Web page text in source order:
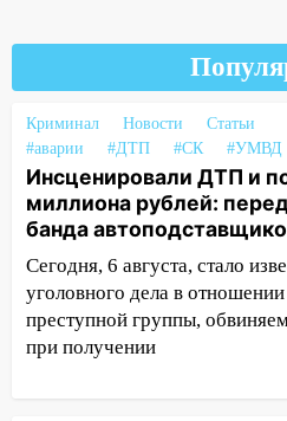
оставил в силе
16:09
Ветераны легкой
Ульяновска успешно
Чемпионате России
16:02 В Ульяновской
более 28% площадей
зернобобовых культур
15:51 Бросила кирпич
Ульяновской области
Криминал Новости
Статьи
#аварии
#ДТП #СК #УМВД
Инсценировали ДТП и
миллиона рублей:
банда
Сегодня, 6 августа, стало
уголовного дела в
преступной группы,
при получении